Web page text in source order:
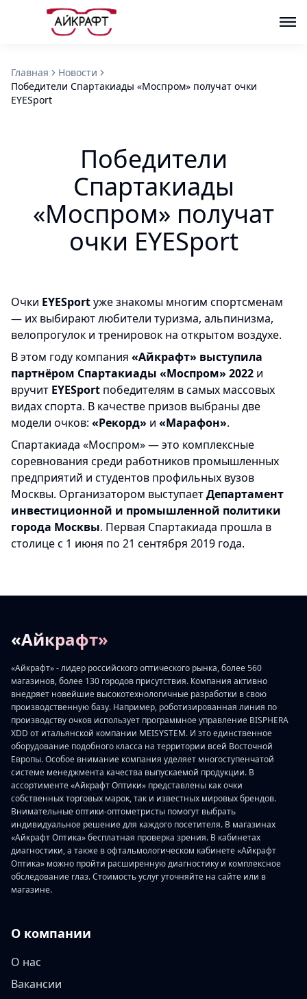
Главная
Новости
Победители Спартакиады «Моспром» получат очки
EYESport
Победители
Спартакиады
«Моспром» получат
очки EYESport
Очки EYESportуже знакомы многим спортсменам
— их выбирают любители туризма, альпинизма,
велопрогулок и тренировок на открытом воздухе.
В этом году компания «Айкрафт» выступила
партнёром Спартакиады «Моспром» 2022 и
вручит EYESport победителям в самых массовых
видах спорта. В качестве призов выбраны две
модели очков: «Рекорд» и «Марафон».
Спартакиада «Моспром» — это комплексные
соревнования среди работников промышленных
предприятий и студентов профильных вузов
Москвы. Организатором выступаетДепартамент
инвестиционной и промышленной политики
города Москвы. Первая Спартакиада прошла в
столице с 1 июня по 21 сентября 2019 года.
«Айкрафт»
«Айкрафт» - лидер российского оптического рынка, более 560
магазинов, более 130 городов присутствия. Компания активно
внедряет новейшие высокотехнологичные разработки в свою
производственную базу. Например, роботизированная линия по
производству очков использует программное управление BISPHERA
XDD от итальянской компании MEISYSTEM. И это единственное
оборудование подобного класса на территории всей Восточной
Европы. Особое внимание компания уделяет многоступенчатой
системе менеджмента качества выпускаемой продукции. В
ассортименте «Айкрафт Оптики» представлены как очки
собственных торговых марок, так и известных мировых брендов.
Внимательные оптики-оптометристы помогут выбрать
индивидуальное решение для каждого посетителя. В магазинах
«Айкрафт Оптика» бесплатная проверка зрения. В кабинетах
диагностики, а также в офтальмологическом кабинете «Айкрафт
Оптика» можно пройти расширенную диагностику и комплексное
обследование глаз. Стоимость услуг уточняйте на сайте или в
магазине.
О компании
О нас
Вакансии